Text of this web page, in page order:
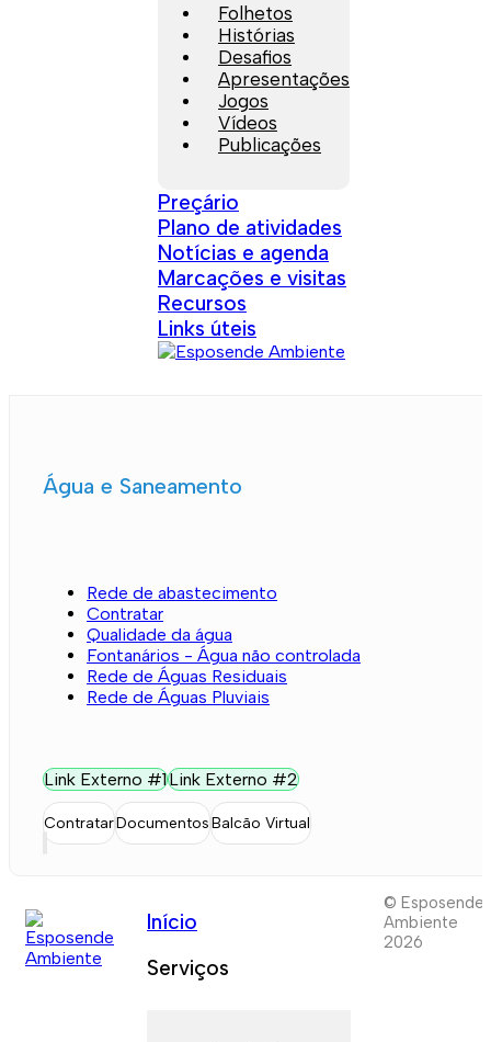
Folhetos
Histórias
Desafios
Apresentações
Jogos
Vídeos
Publicações
Preçário
Plano de atividades
Notícias e agenda
Marcações e visitas
Recursos
Links úteis
Água e Saneamento
Rede de abastecimento
Contratar
Qualidade da água
Fontanários - Água não controlada
Rede de Águas Residuais
Rede de Águas Pluviais
Link Externo #1Link Externo #2
ContratarDocumentosBalcão Virtual
Início
Serviços
© Esposende
Ambiente
2026